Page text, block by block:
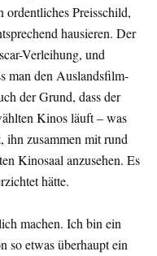
ordentliches Preisschild,
hausieren. Der
Verleihung, und
man den Auslandsfilm-
der Grund, dass der
Kinos läuft – was
ihn zusammen mit rund
Kinosaal anzusehen. Es
hätte.
machen. Ich bin ein
so etwas überhaupt ein